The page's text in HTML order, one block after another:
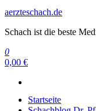
aerzteschach.de
Schach ist die beste
0
0,00 €
Startseite